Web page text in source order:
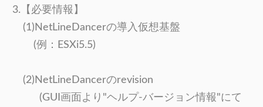
3.【必要情報】
(1)NetLineDancerの導入仮想基盤
(例：ESXi5.5)
(2)NetLineDancerのrevision
(GUI画面より"ヘルプ-バージョン情報"にて